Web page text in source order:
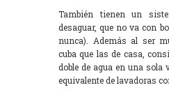
También tienen un
desaguar, que no va con
nunca). Además al ser
cuba que las de casa,
doble de agua en una sola
equivalente de lavadoras